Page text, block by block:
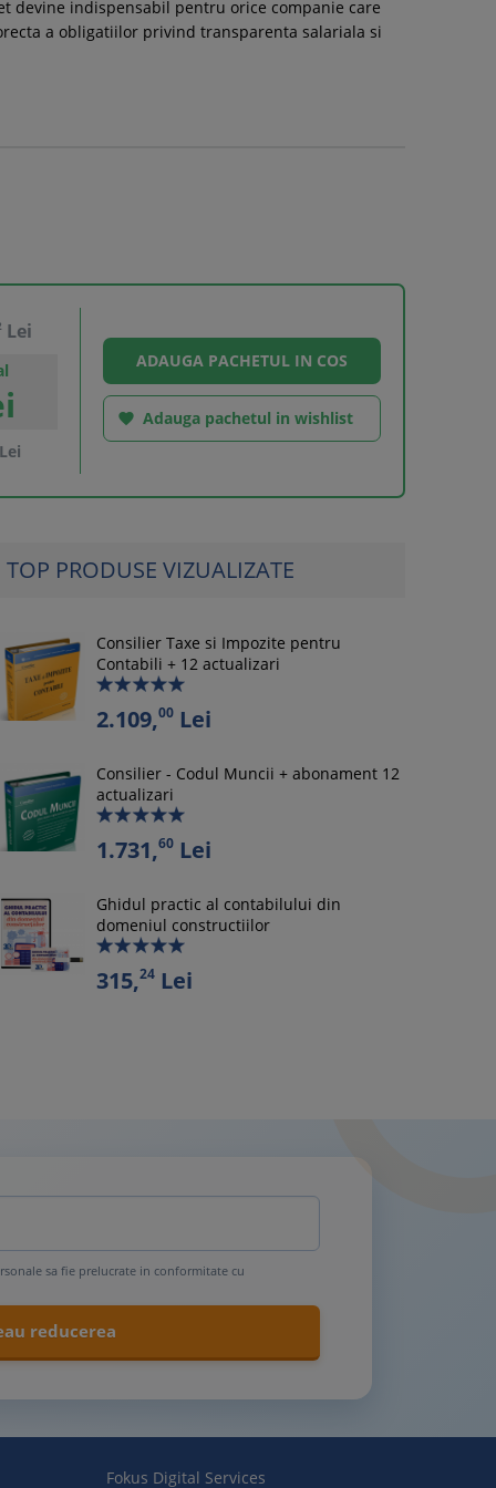
devine indispensabil pentru orice companie care
a obligatiilor privind transparenta salariala si
Lei
Lei
 Adauga pachetul in wishlist
TOP PRODUSE VIZUALIZATE
Consilier Taxe si Impozite pentru
Contabili + 12 actualizari
2.109,00Lei
Consilier - Codul Muncii + abonament 12
actualizari
1.731,60Lei
Ghidul practic al contabilului din
domeniul constructiilor
315,24Lei
sa fie prelucrate in conformitate cu
Fokus Digital Services